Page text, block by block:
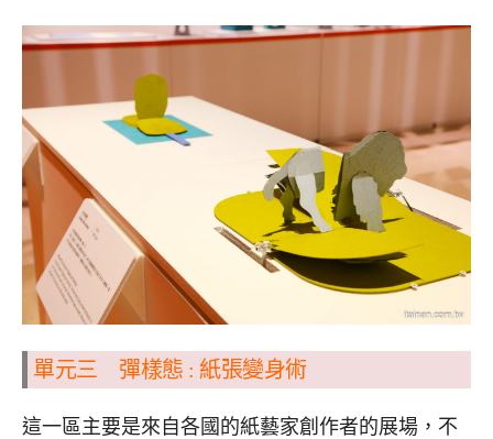
單元三 彈樣態 : 紙張變身術
這一區主要是來自各國的紙藝家創作者的展場，不